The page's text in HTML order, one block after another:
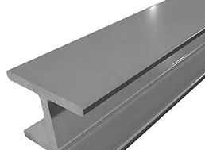
Балка двутавровая двутавр 36
Балка двутавровая двутавр 40
Балка двутавровая двутавр 45
Балка двутавровая двутавр 50
Балка двутавровая двутавр 55
Балка двутавровая двутавр 60